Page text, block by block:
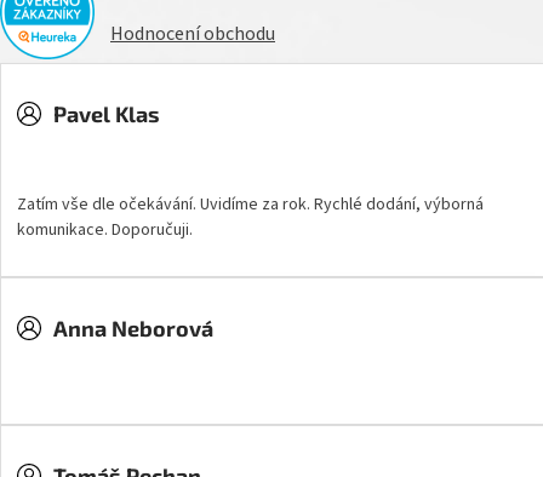
Hodnocení obchodu
Pavel Klas
Zatím vše dle očekávání. Uvidíme za rok. Rychlé dodání, výborná
komunikace. Doporučuji.
Anna Neborová